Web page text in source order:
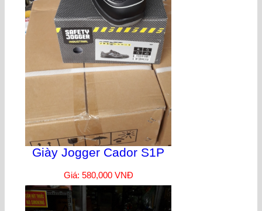
Giày Jogger Cador S1P
Giá: 580,000 VNĐ